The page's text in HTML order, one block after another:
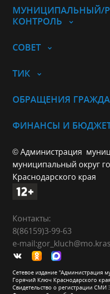
МУНИЦИПАЛЬНЫЙ/
КОНТРОЛЬ
СОВЕТ
ТИК
ОБРАЩЕНИЯ
ФИНАНСЫ И
© Администрация
муниципальный округ
Краснодарского края
Контакты:
8(86159)3-99-63
e-
Сетевое издание "Администрация
Горячий Ключ Краснодарского
Свидетельство о регистрации СМИ